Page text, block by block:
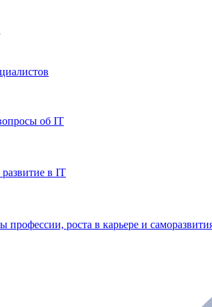
об IT
в IT
профессии, роста в карьере и